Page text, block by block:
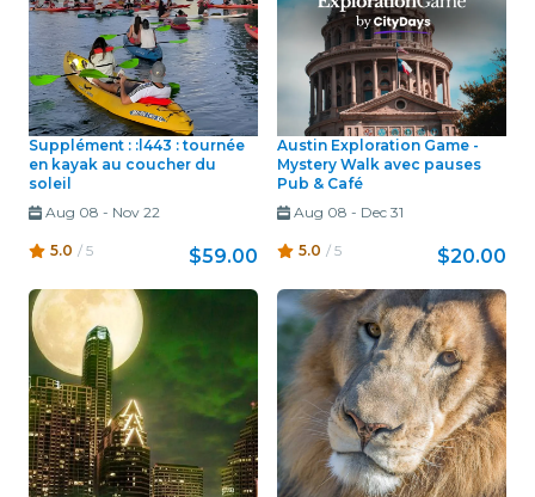
Supplément : :l443 : tournée
en kayak au coucher du
soleil
Aug 08 - Nov 22
5.0 / 5 $59.00
Austin Exploration Game -
Mystery Walk avec pauses
Pub & Café
Aug 08 - Dec 31
5.0 / 5 $20.00